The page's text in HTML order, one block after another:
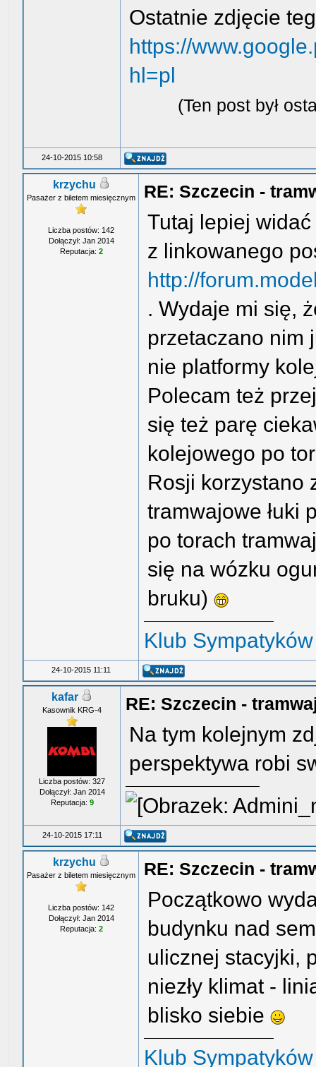
Ostatnie zdjęcie
https://
hl=pl
(Ten post był
24-10-2015 10:58
krzychu
Pasażer z biletem miesięcznym
Liczba postów: 142
Dołączył: Jan 2014
Reputacja: 2
RE: Szczecin -
Tutaj lepiej
z linkowanego
http://
. Wydaje mi się,
przetaczano nim
nie platformy
Polecam też
się też parę
kolejowego po
Rosji korzystano
tramwajowe łuki
po torach
się na wózku
bruku)
Klub
24-10-2015 11:11
kafar
Kasownik KRG-4
Liczba postów: 327
Dołączył: Jan 2014
Reputacja: 9
RE: Szczecin -
Na tym kolejnym
perspektywa robi
24-10-2015 17:11
krzychu
Pasażer z biletem miesięcznym
Liczba postów: 142
Dołączył: Jan 2014
Reputacja: 2
RE: Szczecin -
Początkowo
budynku nad
ulicznej stacyjki,
niezły klimat -
blisko siebie
Klub